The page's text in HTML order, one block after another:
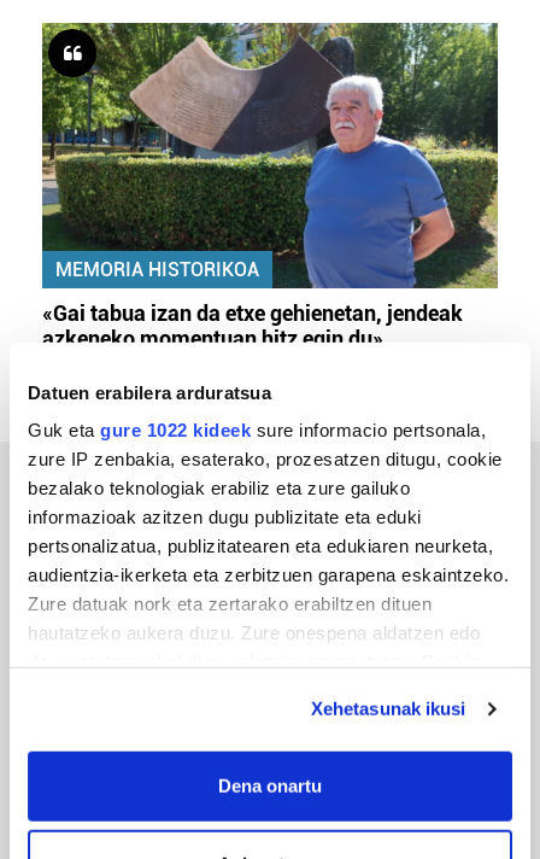
Datuen erabilera arduratsua
Guk eta gure 1022 kideek sure informacio pertsonala,
zure IP zenbakia, esaterako, prozesatzen ditugu, cookie
bezalako teknologiak erabiliz eta zure gailuko
informazioak azitzen dugu publizitate eta eduki
pertsonalizatua, publizitatearen eta edukiaren neurketa,
audientzia-ikerketa eta zerbitzuen garapena eskaintzeko.
Zure datuak nork eta zertarako erabiltzen dituen
hautatzeko aukera duzu. Zure onespena aldatzen edo
If you allow, we would also like to:
Collect information about your geographical
Xehetasunak ikusi
Dena onartu
MEMORIA HISTORIKOA
«Gai tabua izan da etxe gehienetan, jendeak
azkeneko momentuan hitz egin du»
ERREPORTAJEAK
Urbiako zelaiak erromeria leku